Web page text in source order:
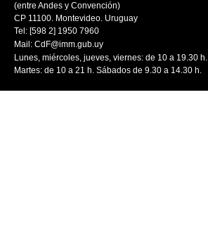
(entre Andes y Convención)
CP 11100. Montevideo. Uruguay
Tel: [598 2] 1950 7960
Mail: CdF@imm.gub.uy
Lunes, miércoles, jueves, viernes: de 10 a 19.30 h.
Martes: de 10 a 21 h. Sábados de 9.30 a 14.30 h.